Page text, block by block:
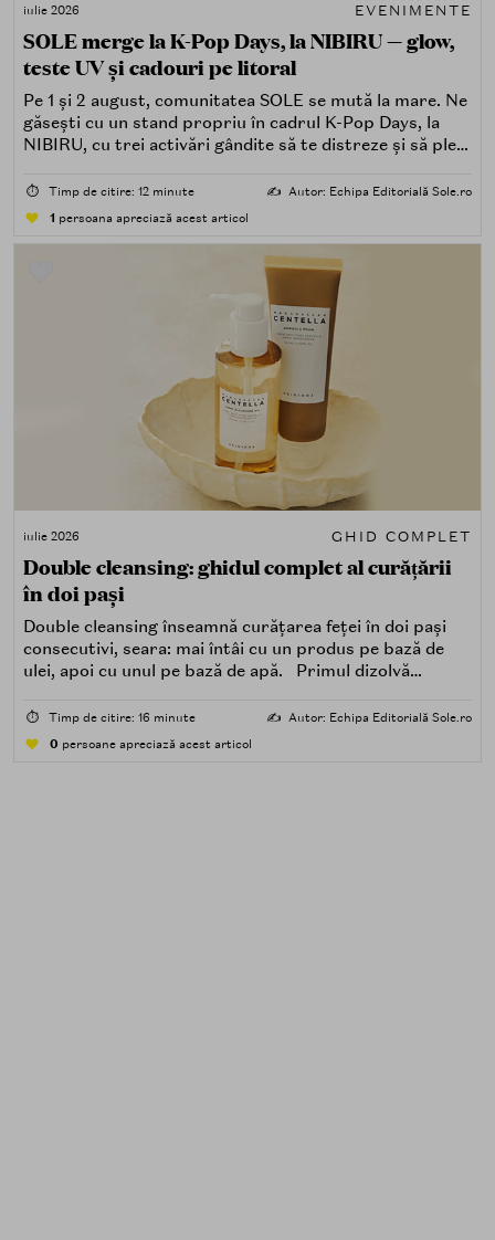
iulie 2026 EVENIMENTE
SOLE merge la K-Pop Days, la NIBIRU — glow,
teste UV și cadouri pe litoral
Pe 1 și 2 august, comunitatea SOLE se mută la mare. Ne
găsești cu un stand propriu în cadrul K-Pop Days, la
NIBIRU, cu trei activări gândite să te distreze și să pleci
⏱️ Timp de citire: 12 minute ✍️ Autor: Echipa Editorială Sole.ro
1 persoana apreciază acest articol
iulie 2026 GHID COMPLET
Double cleansing: ghidul complet al curățării
în doi pași
Double cleansing înseamnă curățarea feței în doi pași
consecutivi, seara: mai întâi cu un produs pe bază de
ulei, apoi cu unul pe bază de apă. Primul dizolvă
poluare. Al doilea îndepărtează impuritățile solubile în
⏱️ Timp de citire: 16 minute ✍️ Autor: Echipa Editorială Sole.ro
0 persoane apreciază acest articol